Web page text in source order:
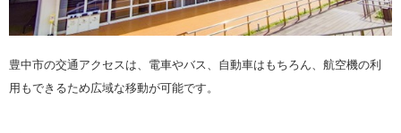
豊中市の交通アクセスは、電車やバス、自動車はもちろん、航空機の利
用もできるため広域な移動が可能です。